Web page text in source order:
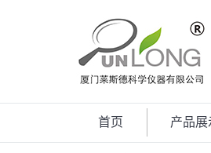
首页 产品展